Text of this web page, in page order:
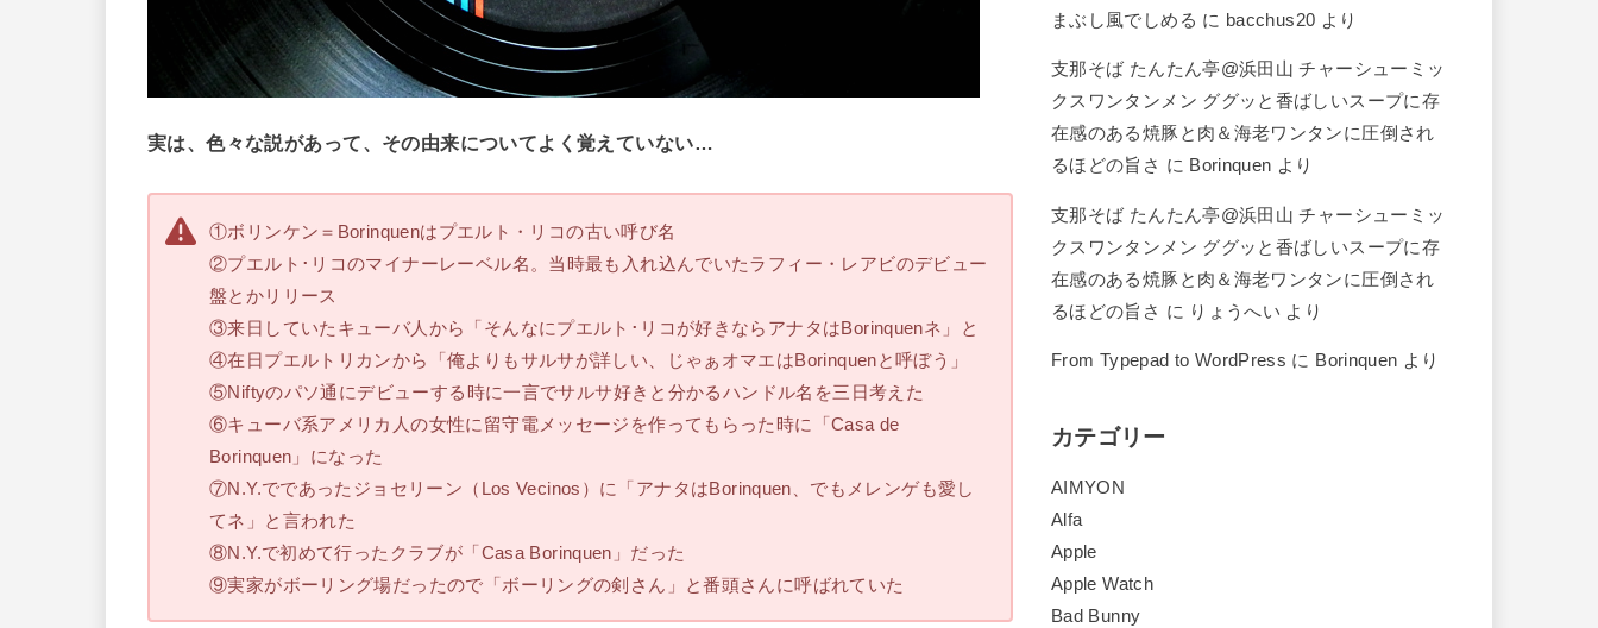
実は、色々な説があって、その由来についてよく覚えていない…
①ボリンケン＝Borinquenはプエルト・リコの古い呼び名
②プエルト･リコのマイナーレーベル名。当時最も入れ込んでいたラフィー・レアビのデビュー
盤とかリリース
③来日していたキューバ人から「そんなにプエルト･リコが好きならアナタはBorinquenネ」と
④在日プエルトリカンから「俺よりもサルサが詳しい、じゃぁオマエはBorinquenと呼ぼう」
⑤Niftyのパソ通にデビューする時に一言でサルサ好きと分かるハンドル名を三日考えた
⑥キューバ系アメリカ人の女性に留守電メッセージを作ってもらった時に「Casa de
Borinquen」になった
⑦N.Y.でであったジョセリーン（Los Vecinos）に「アナタはBorinquen、でもメレンゲも愛し
てネ」と言われた
⑧N.Y.で初めて行ったクラブが「Casa Borinquen」だった
⑨実家がボーリング場だったので「ボーリングの剣さん」と番頭さんに呼ばれていた
まぶし風でしめる に bacchus20 より
支那そば たんたん亭@浜田山 チャーシューミッ
クスワンタンメン ググッと香ばしいスープに存
在感のある焼豚と肉＆海老ワンタンに圧倒され
るほどの旨さ に Borinquen より
支那そば たんたん亭@浜田山 チャーシューミッ
クスワンタンメン ググッと香ばしいスープに存
在感のある焼豚と肉＆海老ワンタンに圧倒され
るほどの旨さ に りょうへい より
From Typepad to WordPress に Borinquen より
カテゴリー
AIMYON
Alfa
Apple
Apple Watch
Bad Bunny